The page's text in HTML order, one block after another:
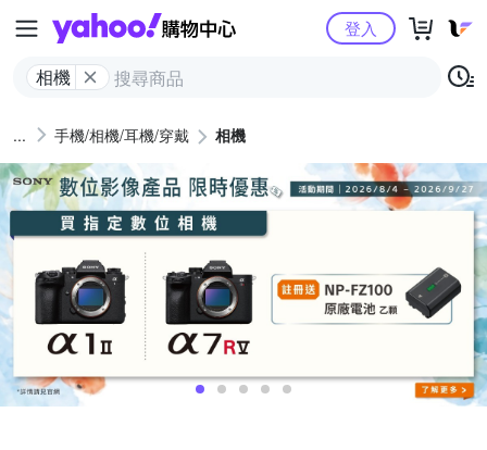
Yahoo購物中心
相機
登入
手機/相機/耳機/穿戴 相機